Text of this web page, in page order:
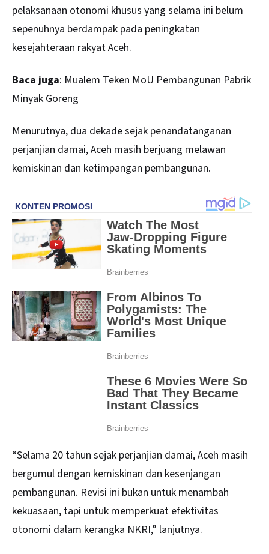
pelaksanaan otonomi khusus yang selama ini belum
sepenuhnya berdampak pada peningkatan
kesejahteraan rakyat Aceh.
Baca juga: Mualem Teken MoU Pembangunan Pabrik
Minyak Goreng
Menurutnya, dua dekade sejak penandatanganan
perjanjian damai, Aceh masih berjuang melawan
kemiskinan dan ketimpangan pembangunan.
“Selama 20 tahun sejak perjanjian damai, Aceh masih
bergumul dengan kemiskinan dan kesenjangan
pembangunan. Revisi ini bukan untuk menambah
kekuasaan, tapi untuk memperkuat efektivitas
otonomi dalam kerangka NKRI,” lanjutnya.